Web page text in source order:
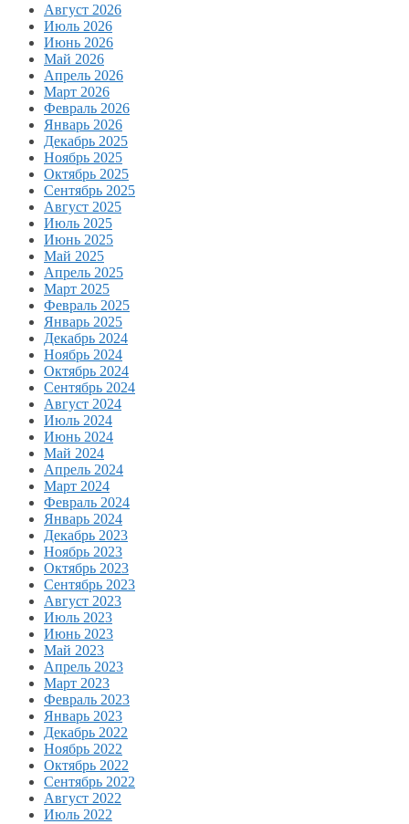
Август 2026
Июль 2026
Июнь 2026
Май 2026
Апрель 2026
Март 2026
Февраль 2026
Январь 2026
Декабрь 2025
Ноябрь 2025
Октябрь 2025
Сентябрь 2025
Август 2025
Июль 2025
Июнь 2025
Май 2025
Апрель 2025
Март 2025
Февраль 2025
Январь 2025
Декабрь 2024
Ноябрь 2024
Октябрь 2024
Сентябрь 2024
Август 2024
Июль 2024
Июнь 2024
Май 2024
Апрель 2024
Март 2024
Февраль 2024
Январь 2024
Декабрь 2023
Ноябрь 2023
Октябрь 2023
Сентябрь 2023
Август 2023
Июль 2023
Июнь 2023
Май 2023
Апрель 2023
Март 2023
Февраль 2023
Январь 2023
Декабрь 2022
Ноябрь 2022
Октябрь 2022
Сентябрь 2022
Август 2022
Июль 2022